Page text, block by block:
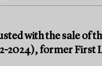
with the sale of
2024), former First